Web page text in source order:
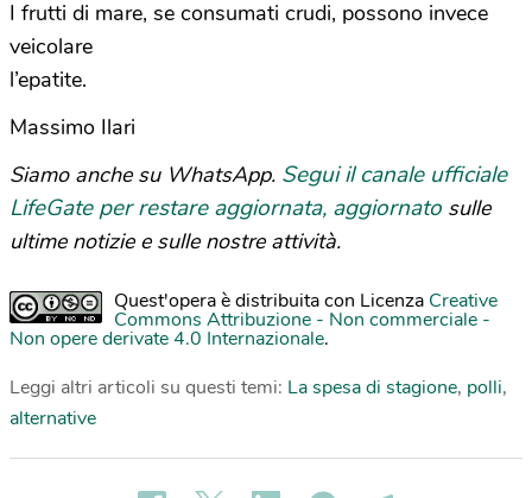
I frutti di mare, se consumati crudi, possono invece
veicolare
l’epatite.
Massimo Ilari
Siamo anche su WhatsApp. Segui il canale ufficiale
LifeGate per restare aggiornata, aggiornato sulle
ultime notizie e sulle nostre attività.
Quest'opera è distribuita con Licenza Creative
Commons Attribuzione - Non commerciale -
Non opere derivate 4.0 Internazionale.
Leggi altri articoli su questi temi: La spesa di stagione, polli,
alternative